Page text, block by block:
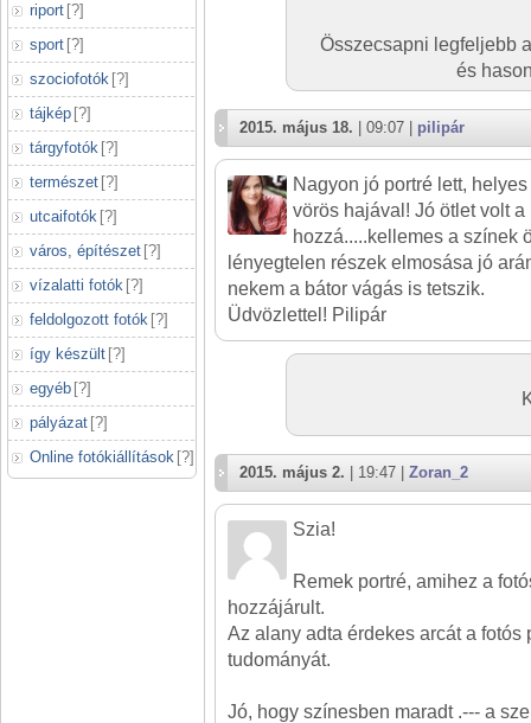
riport [?]
sport [?]
szociofotók [?]
tájkép [?]
tárgyfotók [?]
természet [?]
utcaifotók [?]
város, építészet [?]
vízalatti fotók [?]
feldolgozott fotók [?]
így készült [?]
egyéb [?]
pályázat [?]
Online fotókiállítások [?]
Összecsapni legfeljebb
és
2015. május 18. | 09:07 | pilipár
Nagyon jó portré lett,
vörös hajával! Jó ötlet volt a
hozzá.....kellemes a színek
lényegtelen részek elmosása jó
nekem a bátor vágás is tetszik.
Üdvözlettel! Pilipár
2015. május 2. | 19:47 | Zoran_2
Szia!
Remek portré, amihez a
hozzájárult.
Az alany adta érdekes arcát a fotós
tudományát.
Jó, hogy színesben maradt .--- a